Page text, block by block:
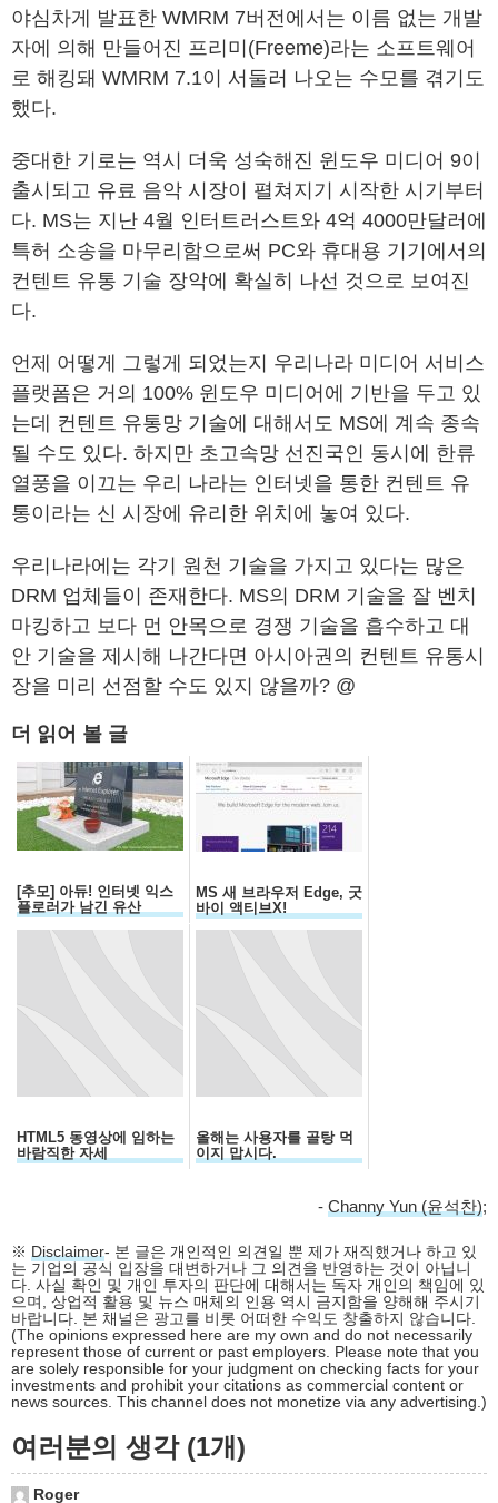
야심차게 발표한 WMRM 7버전에서는 이름 없는 개발
자에 의해 만들어진 프리미(Freeme)라는 소프트웨어
로 해킹돼 WMRM 7.1이 서둘러 나오는 수모를 겪기도
했다.
중대한 기로는 역시 더욱 성숙해진 윈도우 미디어 9이
출시되고 유료 음악 시장이 펼쳐지기 시작한 시기부터
다. MS는 지난 4월 인터트러스트와 4억 4000만달러에
특허 소송을 마무리함으로써 PC와 휴대용 기기에서의
컨텐트 유통 기술 장악에 확실히 나선 것으로 보여진
다.
언제 어떻게 그렇게 되었는지 우리나라 미디어 서비스
플랫폼은 거의 100% 윈도우 미디어에 기반을 두고 있
는데 컨텐트 유통망 기술에 대해서도 MS에 계속 종속
될 수도 있다. 하지만 초고속망 선진국인 동시에 한류
열풍을 이끄는 우리 나라는 인터넷을 통한 컨텐트 유
통이라는 신 시장에 유리한 위치에 놓여 있다.
우리나라에는 각기 원천 기술을 가지고 있다는 많은
DRM 업체들이 존재한다. MS의 DRM 기술을 잘 벤치
마킹하고 보다 먼 안목으로 경쟁 기술을 흡수하고 대
안 기술을 제시해 나간다면 아시아권의 컨텐트 유통시
장을 미리 선점할 수도 있지 않을까? @
더 읽어 볼 글
[추모] 아듀! 인터넷 익스
플로러가 남긴 유산
MS 새 브라우저 Edge, 굿
바이 액티브X!
HTML5 동영상에 임하는
바람직한 자세
올해는 사용자를 골탕 먹
이지 맙시다.
- Channy Yun (윤석찬);
※ Disclaimer- 본 글은 개인적인 의견일 뿐 제가 재직했거나 하고 있
는 기업의 공식 입장을 대변하거나 그 의견을 반영하는 것이 아닙니
다. 사실 확인 및 개인 투자의 판단에 대해서는 독자 개인의 책임에 있
으며, 상업적 활용 및 뉴스 매체의 인용 역시 금지함을 양해해 주시기
바랍니다. 본 채널은 광고를 비롯 어떠한 수익도 창출하지 않습니다.
(The opinions expressed here are my own and do not necessarily
represent those of current or past employers. Please note that you
are solely responsible for your judgment on checking facts for your
investments and prohibit your citations as commercial content or
news sources. This channel does not monetize via any advertising.)
여러분의 생각 (1개)
Roger